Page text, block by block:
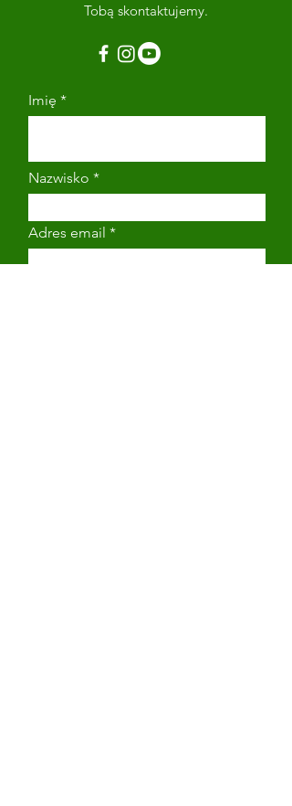
Tobą skontaktujemy.
Imię
Nazwisko
Adres email